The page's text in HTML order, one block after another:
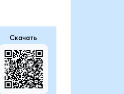
Скачать